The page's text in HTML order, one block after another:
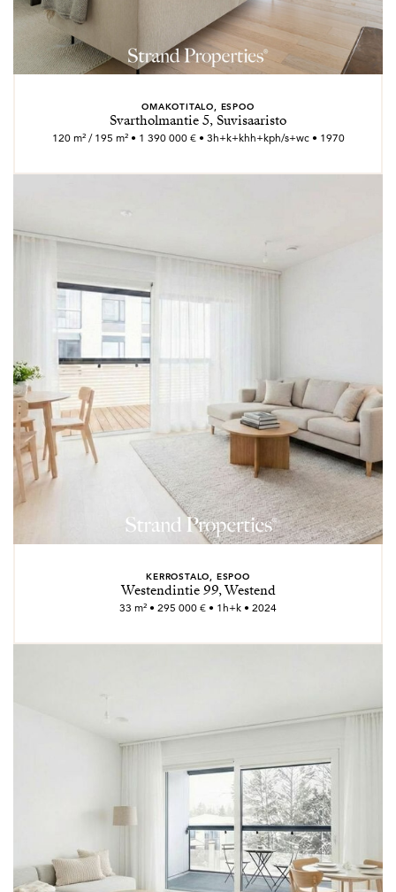
OMAKOTITALO, ESPOO
Svartholmantie 5, Suvisaaristo
120 m² / 195 m² • 1 390 000 € • 3h+k+khh+kph/s+wc • 1970
KERROSTALO, ESPOO
Westendintie 99, Westend
33 m² • 295 000 € • 1h+k • 2024